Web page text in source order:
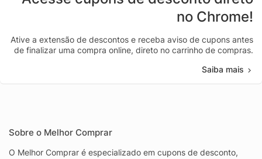
no Chrome!
Ative a extensão de descontos e receba aviso de cupons antes
de finalizar uma compra online, direto no carrinho de compras.
Saiba mais
Sobre o Melhor Comprar
O Melhor Comprar é especializado em cupons de desconto,